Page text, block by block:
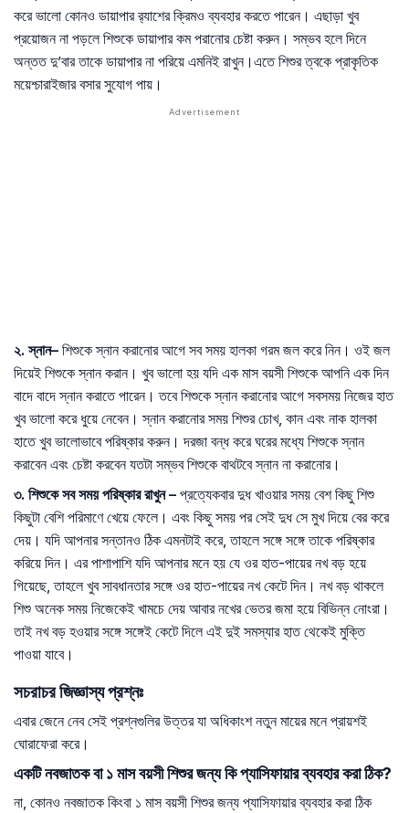
করে ভালো কোনও ডায়াপার র‍্যাশের ক্রিমও ব্যবহার করতে পারেন। এছাড়া খুব
প্রয়োজন না পড়লে শিশুকে ডায়াপার কম পরানোর চেষ্টা করুন। সম্ভব হলে দিনে
অন্তত দু’বার তাকে ডায়াপার না পরিয়ে এমনিই রাখুন।এতে শিশুর ত্বকে প্রাকৃতিক
ময়েশ্চারাইজার বসার সুযোগ পায়।
২.স্নান– শিশুকে স্নান করানোর আগে সব সময় হালকা গরম জল করে নিন। ওই জল
দিয়েই শিশুকে স্নান করান। খুব ভালো হয় যদি এক মাস বয়সী শিশুকে আপনি এক দিন
বাদে বাদে স্নান করাতে পারেন। তবে শিশুকে স্নান করানোর আগে সবসময় নিজের হাত
খুব ভালো করে ধুয়ে নেবেন। স্নান করানোর সময় শিশুর চোখ, কান এবং নাক হালকা
হাতে খুব ভালোভাবে পরিষ্কার করুন। দরজা বন্ধ করে ঘরের মধ্যে শিশুকে স্নান
করাবেন এবং চেষ্টা করবেন যতটা সম্ভব শিশুকে বাথটবে স্নান না করানোর।
৩. শিশুকে সব সময় পরিষ্কার রাখুন– প্রত্যেকবার দুধ খাওয়ার সময় বেশ কিছু শিশু
কিছুটা বেশি পরিমাণে খেয়ে ফেলে। এবং কিছু সময় পর সেই দুধ সে মুখ দিয়ে বের করে
দেয়। যদি আপনার সন্তানও ঠিক এমনটাই করে, তাহলে সঙ্গে সঙ্গে তাকে পরিষ্কার
করিয়ে দিন। এর পাশাপাশি যদি আপনার মনে হয় যে ওর হাত-পায়ের নখ বড় হয়ে
গিয়েছে, তাহলে খুব সাবধানতার সঙ্গে ওর হাত-পায়ের নখ কেটে দিন। নখ বড় থাকলে
শিশু অনেক সময় নিজেকেই খামচে দেয় আবার নখের ভেতর জমা হয়ে বিভিন্ন নোংরা।
তাই নখ বড় হওয়ার সঙ্গে সঙ্গেই কেটে দিলে এই দুই সমস্যার হাত থেকেই মুক্তি
পাওয়া যাবে।
সচরাচর জিজ্ঞাস্য প্রশ্নঃ
এবার জেনে নেব সেই প্রশ্নগুলির উত্তর যা অধিকাংশ নতুন মায়ের মনে প্রায়শই
ঘোরাফেরা করে।
একটি নবজাতক বা ১ মাস বয়সী শিশুর জন্য কি প্যাসিফায়ার ব্যবহার করা ঠিক?
না, কোনও নবজাতক কিংবা ১ মাস বয়সী শিশুর জন্য প্যাসিফায়ার ব্যবহার করা ঠিক